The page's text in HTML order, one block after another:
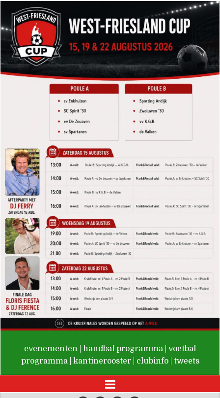
De Valken
evenementen handbal programma
voetbal
programma
kantinerooster clubinfo tweets